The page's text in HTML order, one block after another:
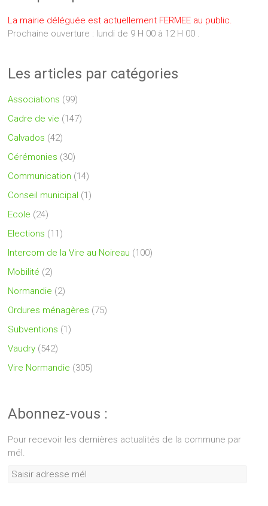
La mairie déléguée est actuellement FERMEE au public.
Prochaine ouverture : lundi de 9 H 00 à 12 H 00 .
Les articles par catégories
Associations (99)
Cadre de vie (147)
Calvados (42)
Cérémonies (30)
Communication (14)
Conseil municipal (1)
Ecole (24)
Elections (11)
Intercom de la Vire au Noireau (100)
Mobilité (2)
Normandie (2)
Ordures ménagères (75)
Subventions (1)
Vaudry (542)
Vire Normandie (305)
Abonnez-vous :
Pour recevoir les dernières actualités de la commune par
mél.
Saisir